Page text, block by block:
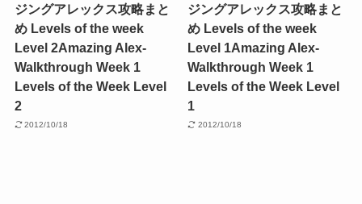
ジングアレックス攻略まと
め Levels of the week
Level 2Amazing Alex-
Walkthrough Week 1
Levels of the Week Level
2
2012/10/18
ジングアレックス攻略まと
め Levels of the week
Level 1Amazing Alex-
Walkthrough Week 1
Levels of the Week Level
1
2012/10/18